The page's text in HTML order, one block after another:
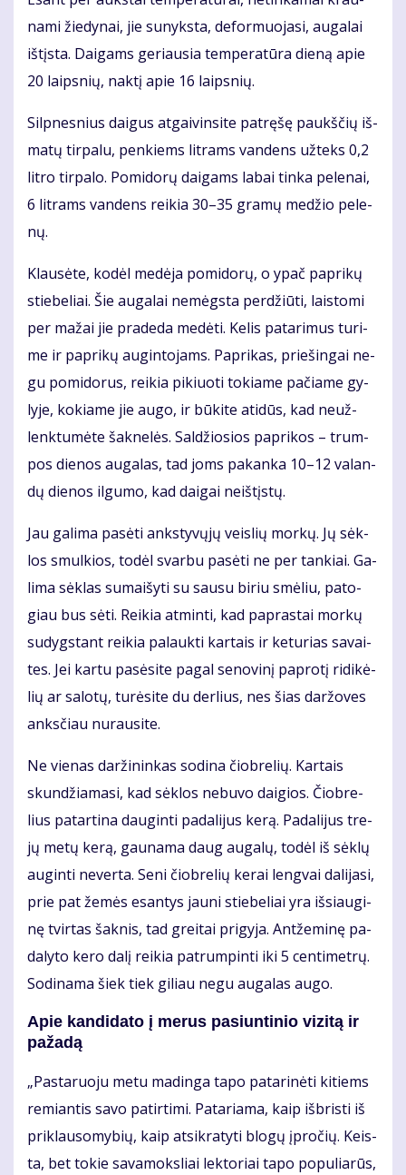
na­mi žie­dy­nai, jie su­nyks­ta, de­for­muo­ja­si, au­ga­lai
iš­tįs­ta. Dai­gams ge­riau­sia tem­pe­ra­tū­ra die­ną apie
20 laips­nių, nak­tį apie 16 laips­nių.
Sil­pnes­nius dai­gus at­gai­vin­si­te pa­trę­šę paukš­čių iš­
ma­tų tir­pa­lu, pen­kiems lit­rams van­dens už­teks 0,2
lit­ro tir­pa­lo. Po­mi­do­rų dai­gams la­bai tin­ka pe­le­nai,
6 lit­rams van­dens rei­kia 30–35 gra­mų me­džio pe­le­
nų.
Klau­sė­te, ko­dėl me­dė­ja po­mi­do­rų, o ypač pa­pri­kų
stie­be­liai. Šie au­ga­lai ne­mėgs­ta per­džiū­ti, lais­to­mi
per ma­žai jie pra­de­da me­dė­ti. Ke­lis pa­ta­ri­mus tu­ri­
me ir pa­pri­kų au­gin­to­jams. Pa­pri­kas, prie­šin­gai ne­
gu po­mi­do­rus, rei­kia pi­kiuo­ti to­kia­me pa­čia­me gy­
ly­je, ko­kia­me jie au­go, ir bū­ki­te ati­dūs, kad ne­už­
lenk­tu­mė­te šak­ne­lės. Sal­džio­sios pa­pri­kos – trum­
pos die­nos au­ga­las, tad joms pa­kan­ka 10–12 va­lan­
dų die­nos il­gu­mo, kad dai­gai ne­iš­tįs­tų.
Jau ga­li­ma pa­sė­ti anks­ty­vų­jų veis­lių mor­kų. Jų sėk­
los smul­kios, to­dėl svar­bu pa­sė­ti ne per tan­kiai. Ga­
li­ma sėk­las su­mai­šy­ti su sau­su bi­riu smė­liu, pa­to­
giau bus sė­ti. Rei­kia at­min­ti, kad pa­pras­tai mor­kų
su­dygs­tant rei­kia pa­lauk­ti kar­tais ir ke­tu­rias sa­vai­
tes. Jei kar­tu pa­sė­si­te pa­gal se­no­vi­nį pa­pro­tį ri­di­kė­
lių ar sa­lo­tų, tu­rė­si­te du der­lius, nes šias dar­žo­ves
anks­čiau nu­rau­si­te.
Ne vie­nas dar­ži­nin­kas so­di­na čiob­re­lių. Kar­tais
skun­džia­ma­si, kad sėk­los ne­bu­vo dai­gios. Čiob­re­
lius pa­tar­ti­na dau­gin­ti pa­da­li­jus ke­rą. Pa­da­li­jus tre­
jų me­tų ke­rą, gau­na­ma daug au­ga­lų, to­dėl iš sėk­lų
au­gin­ti ne­ver­ta. Se­ni čiob­re­lių ke­rai leng­vai da­li­ja­si,
prie pat že­mės esan­tys jau­ni stie­be­liai yra iš­si­au­gi­
nę tvir­tas šak­nis, tad grei­tai pri­gy­ja. Ant­že­mi­nę pa­
da­ly­to ke­ro da­lį rei­kia pa­trum­pin­ti iki 5 cen­ti­met­rų.
So­di­na­ma šiek tiek gi­liau ne­gu au­ga­las au­go.
Apie kan­di­da­to į me­rus pa­siun­ti­nio vi­zi­tą ir
pa­ža­dą
„Pas­ta­ruo­ju me­tu ma­din­ga ta­po pa­ta­ri­nė­ti ki­tiems
re­mian­tis sa­vo pa­tir­ti­mi. Pa­ta­ria­ma, kaip iš­bris­ti iš
pri­klau­so­my­bių, kaip at­si­kra­ty­ti blo­gų įpro­čių. Keis­
ta, bet to­kie sa­va­moks­liai lek­to­riai ta­po po­pu­lia­rūs,